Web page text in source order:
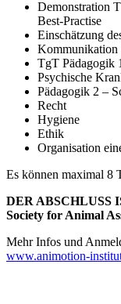
Demonstration
Best-Practise
Einschätzung
Kommunikation
TgT Pädagogik
Psychische
Pädagogik 2 –
Recht
Hygiene
Ethik
Organisation
Es können maximal 8
DER ABSCHLUSS
Society for Animal
Mehr Infos und
www.animotion-